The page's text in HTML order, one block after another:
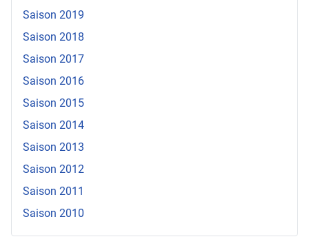
Saison 2019
Saison 2018
Saison 2017
Saison 2016
Saison 2015
Saison 2014
Saison 2013
Saison 2012
Saison 2011
Saison 2010